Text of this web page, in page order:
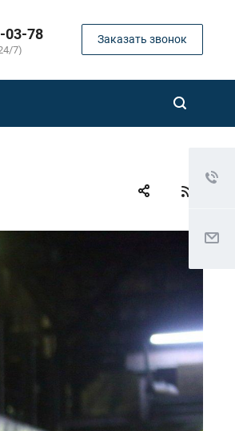
03-78
7)
Заказать звонок